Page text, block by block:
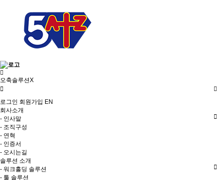
오축솔루션X
로그인 회원가입 EN
회사소개
- 인사말
- 조직구성
- 연혁
- 인증서
- 오시는길
솔루션 소개
- 워크홀딩 솔루션
- 툴 솔루션